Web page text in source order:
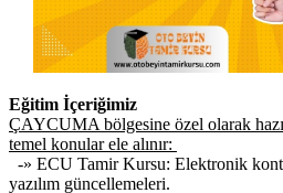
Eğitim İçeriğimiz
ÇAYCUMA bölgesine özel olarak
temel konular ele alınır:
-» ECU Tamir Kursu: Elektronik
yazılım güncellemeleri.